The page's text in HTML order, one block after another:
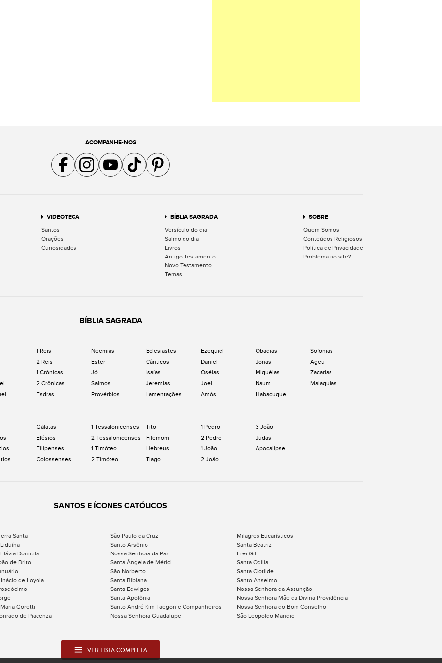
ACOMPANHE-NOS
Acompanhe a gente no Facebook
Acompanhe a gente no Instagram
Acompanhe a gente no YouTube
Acompanhe a gente no TikTok
Acompanhe a gente no Pinterest
VIDEOTECA
Santos
Orações
Curiosidades
BÍBLIA SAGRADA
Versículo do dia
Salmo do dia
Livros
Antigo Testamento
Novo Testamento
Temas
SOBRE
Quem Somos
Conteúdos Religiosos
Política de Privacidade
Problema no site?
BÍBLIA SAGRADA
1 Reis
2 Reis
1 Crônicas
2 Crônicas
Esdras
Neemias
Ester
Jó
Salmos
Provérbios
Eclesiastes
Cânticos
Isaías
Jeremias
Lamentações
Ezequiel
Daniel
Oséias
Joel
Amós
Obadias
Jonas
Miquéias
Naum
Habacuque
Sofonias
Ageu
Zacarias
Malaquias
Gálatas
Efésios
Filipenses
Colossenses
1 Tessalonicenses
2 Tessalonicenses
1 Timóteo
2 Timóteo
Tito
Filemom
Hebreus
Tiago
1 Pedro
2 Pedro
1 João
2 João
3 João
Judas
Apocalipse
SANTOS E ÍCONES CATÓLICOS
Santa São Paulo da Cruz
Milagres Eucarísticos
Santo Arsênio
Santa Beatriz
Domitila
Nossa Senhora da Paz
Frei Gil
de Brito
Santa Ângela de Mérici
Santa Odilia
São Norberto
Santa Clotilde
de Loyola
Santa Bibiana
Santo Anselmo
Santa Edwiges
Nossa Senhora da Assunção
Santa Apolônia
Nossa Senhora Mãe da Divina Providência
Goretti
Santo André Kim Taegon e Companheiros
Nossa Senhora do Bom Conselho
de Piacenza
Nossa Senhora Guadalupe São Leopoldo Mandic
VER LISTA COMPLETA